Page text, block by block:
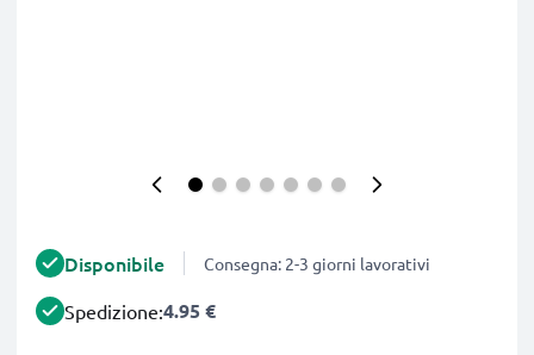
Disponibile Consegna: 2-3 giorni lavorativi
Spedizione:4.95 €